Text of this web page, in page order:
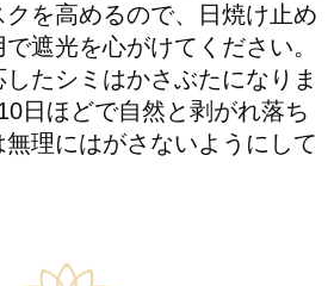
を高めるので、日焼け止め
遮光を心がけてください。
たシミはかさぶたになりま
日ほどで自然と剥がれ落ち
無理にはがさないようにして